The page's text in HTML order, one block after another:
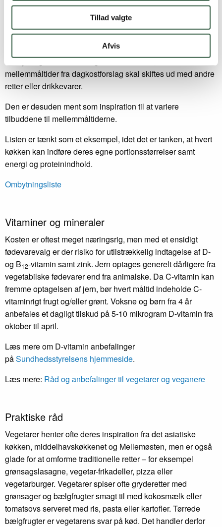
Tillad valgte
Afvis
Se portionsstørrelser
Ombytningslisten kan bruges som redskab, når
mellemmåltider fra dagkostforslag skal skiftes ud med andre
retter eller drikkevarer.
Den er desuden ment som inspiration til at variere
tilbuddene til mellemmåltiderne.
Listen er tænkt som et eksempel, idet det er tanken, at hvert
køkken kan indføre deres egne portionsstørrelser samt
energi og proteinindhold.
Ombytningsliste
Vitaminer og mineraler
Kosten er oftest meget næringsrig, men med et ensidigt
fødevarevalg er der risiko for utilstrækkelig indtagelse af D-
og B12-vitamin samt zink. Jern optages generelt dårligere fra
vegetabilske fødevarer end fra animalske. Da C-vitamin kan
fremme optagelsen af jern, bør hvert måltid indeholde C-
vitaminrigt frugt og/eller grønt. Voksne og børn fra 4 år
anbefales et dagligt tilskud på 5-10 mikrogram D-vitamin fra
oktober til april.
Læs mere om D-vitamin anbefalinger
påSundhedsstyrelsens hjemmeside.
Læs mere: Råd og anbefalinger til vegetarer og veganere
Praktiske råd
Vegetarer henter ofte deres inspiration fra det asiatiske
køkken, middelhavskøkkenet og Mellemøsten, men er også
glade for at omforme traditionelle retter – for eksempel
grønsagslasagne, vegetar-frikadeller, pizza eller
vegetarburger. Vegetarer spiser ofte gryderetter med
grønsager og bælgfrugter smagt til med kokosmælk eller
tomatsovs serveret med ris, pasta eller kartofler. Tørrede
bælgfrugter er vegetarens svar på kød. Det handler derfor